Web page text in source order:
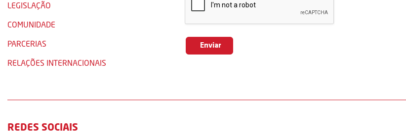
LEGISLAÇÃO
COMUNIDADE
PARCERIAS
RELAÇÕES INTERNACIONAIS
REDES SOCIAIS